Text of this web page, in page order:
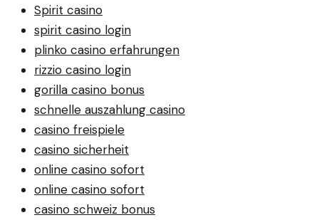
Spirit casino
spirit casino login
plinko casino erfahrungen
rizzio casino login
gorilla casino bonus
schnelle auszahlung casino
casino freispiele
casino sicherheit
online casino sofort
online casino sofort
casino schweiz bonus